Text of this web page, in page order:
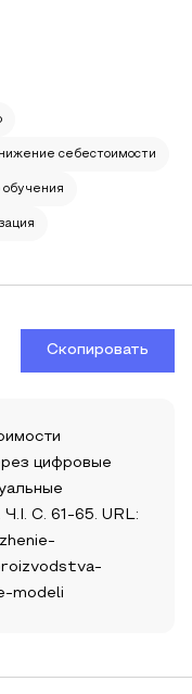
себестоимости
Скопировать
цифровые
С. 61-65. URL:
modeli